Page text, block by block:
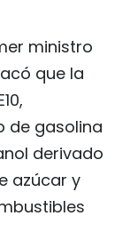
ministro
que la
de gasolina
derivado
azúcar y